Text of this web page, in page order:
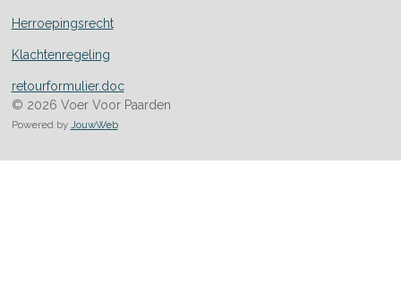
Herroepingsrecht
Klachtenregeling
retourformulier.doc
© 2026 Voer Voor Paarden
Powered by JouwWeb